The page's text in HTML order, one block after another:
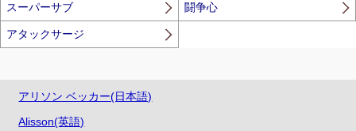
スーパーサブ 闘争心
アタックサージ
アリソン ベッカー(日本語)
Alisson(英語)